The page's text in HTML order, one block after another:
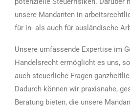
unsere Mandanten in
für in- als auch für ausländische
Unsere umfassende Expertise im
Handelsrecht ermöglicht es uns,
auch steuerliche Fragen
Dadurch können wir praxisnahe,
Beratung bieten, die unsere